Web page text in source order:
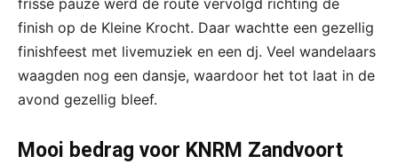
frisse pauze werd de route vervolgd richting de
finish op de Kleine Krocht. Daar wachtte een gezellig
finishfeest met livemuziek en een dj. Veel wandelaars
waagden nog een dansje, waardoor het tot laat in de
avond gezellig bleef.
Mooi bedrag voor KNRM Zandvoort